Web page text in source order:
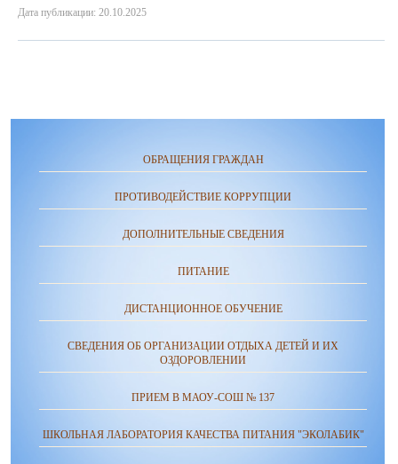
Дата публикации: 20.10.2025
ОБРАЩЕНИЯ ГРАЖДАН
ПРОТИВОДЕЙСТВИЕ КОРРУПЦИИ
ДОПОЛНИТЕЛЬНЫЕ СВЕДЕНИЯ
ПИТАНИЕ
ДИСТАНЦИОННОЕ ОБУЧЕНИЕ
СВЕДЕНИЯ ОБ ОРГАНИЗАЦИИ ОТДЫХА ДЕТЕЙ И ИХ
ОЗДОРОВЛЕНИИ
ПРИЕМ В МАОУ-СОШ № 137
ШКОЛЬНАЯ ЛАБОРАТОРИЯ КАЧЕСТВА ПИТАНИЯ "ЭКОЛАБИК"